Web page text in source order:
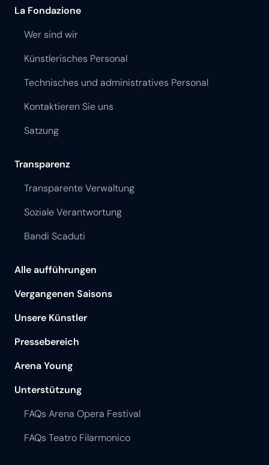
La Fondazione
Wer sind wir
Künstlerisches Personal
Technisches und administratives Personal
Kontaktieren Sie uns
Satzung
Transparenz
Transparente Verwaltung
Soziale Verantwortung
Bandi Scaduti
Alle aufführungen
Vergangenen Saisons
Unsere Künstler
Pressebereich
Arena Young
Unterstützung
FAQs Arena Opera Festival
FAQs Teatro Filarmonico